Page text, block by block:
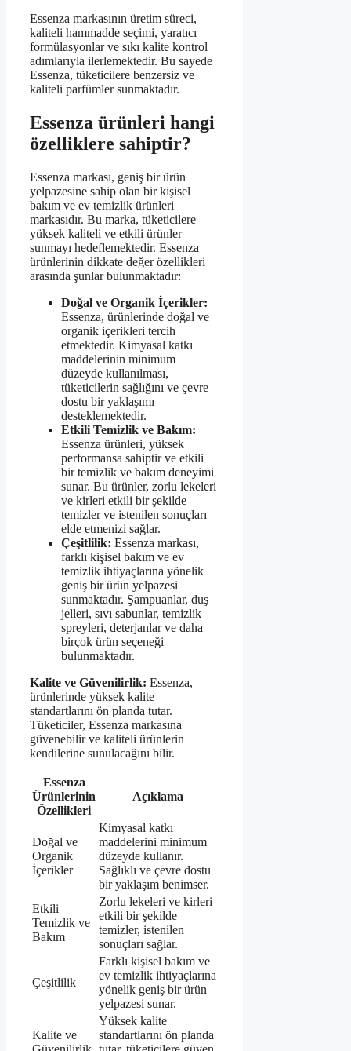
Essenza markasının üretim süreci,
kaliteli hammadde seçimi, yaratıcı
formülasyonlar ve sıkı kalite kontrol
adımlarıyla ilerlemektedir. Bu sayede
Essenza, tüketicilere benzersiz ve
kaliteli parfümler sunmaktadır.
Essenza ürünleri hangi
özelliklere sahiptir?
Essenza markası, geniş bir ürün
yelpazesine sahip olan bir kişisel
bakım ve ev temizlik ürünleri
markasıdır. Bu marka, tüketicilere
yüksek kaliteli ve etkili ürünler
sunmayı hedeflemektedir. Essenza
ürünlerinin dikkate değer özellikleri
arasında şunlar bulunmaktadır:
Doğal ve Organik İçerikler:
Essenza, ürünlerinde doğal ve
organik içerikleri tercih
etmektedir. Kimyasal katkı
maddelerinin minimum
düzeyde kullanılması,
tüketicilerin sağlığını ve çevre
dostu bir yaklaşımı
desteklemektedir.
Etkili Temizlik ve Bakım:
Essenza ürünleri, yüksek
performansa sahiptir ve etkili
bir temizlik ve bakım deneyimi
sunar. Bu ürünler, zorlu lekeleri
ve kirleri etkili bir şekilde
temizler ve istenilen sonuçları
elde etmenizi sağlar.
Çeşitlilik: Essenza markası,
farklı kişisel bakım ve ev
temizlik ihtiyaçlarına yönelik
geniş bir ürün yelpazesi
sunmaktadır. Şampuanlar, duş
jelleri, sıvı sabunlar, temizlik
spreyleri, deterjanlar ve daha
birçok ürün seçeneği
bulunmaktadır.
Kalite ve Güvenilirlik: Essenza,
ürünlerinde yüksek kalite
standartlarını ön planda tutar.
Tüketiciler, Essenza markasına
güvenebilir ve kaliteli ürünlerin
kendilerine sunulacağını bilir.
Essenza
Ürünlerinin
Özellikleri
Açıklama
Doğal ve
Organik
İçerikler
Kimyasal katkı
maddelerini minimum
düzeyde kullanır.
Sağlıklı ve çevre dostu
bir yaklaşım benimser.
Etkili
Temizlik ve
Bakım
Zorlu lekeleri ve kirleri
etkili bir şekilde
temizler, istenilen
sonuçları sağlar.
Çeşitlilik
Farklı kişisel bakım ve
ev temizlik ihtiyaçlarına
yönelik geniş bir ürün
yelpazesi sunar.
Kalite ve
Yüksek kalite
standartlarını ön planda